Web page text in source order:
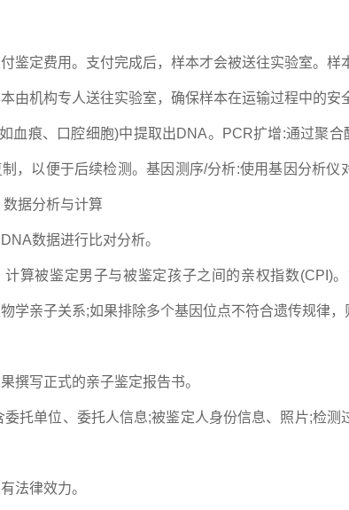
鉴定费用。支付完成后，样本才会被送往实验室。样
由机构专人送往实验室，确保样本在运输过程中的安
血痕、口腔细胞)中提取出DNA。PCR扩增:通过聚
，以便于后续检测。基因测序/分析:使用基因分析
据分析与计算
数据进行比对分析。
算被鉴定男子与被鉴定孩子之间的亲权指数(CPI)
物学亲子关系;如果排除多个基因位点不符合遗传规律，
撰写正式的亲子鉴定报告书。
委托单位、委托人信息;被鉴定人身份信息、照片;检
法律效力。